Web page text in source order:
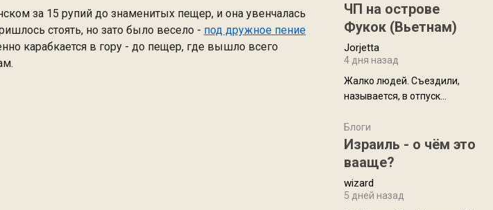
за 15 рупий до знаменитых пещер, и она увенчалась
стоять, но зато было весело - под дружное пение
карабкается в гору - до пещер, где вышло всего
ЧП на острове
Фукок (Вьетнам)
Jorjetta
4 дня назад
Жалко людей. Съездили,
называется, в отпуск...
Блоги
Израиль - о чём это
вааще?
wizard
5 дней назад